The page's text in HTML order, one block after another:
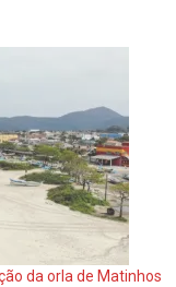
da orla de Matinhos